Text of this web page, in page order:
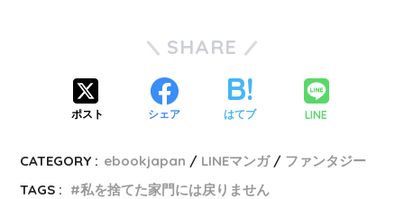
SHARE
ポスト シェア はてブ LINE
CATEGORY : ebookjapan LINEマンガ
ファンタジー
TAGS :
私を捨てた家門には戻りません